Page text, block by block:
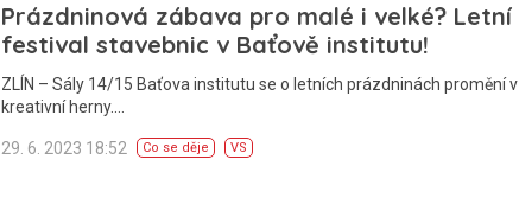
Prázdninová zábava pro malé i velké? Letní
festival stavebnic v Baťově institutu!
ZLÍN – Sály 14/15 Baťova institutu se o letních prázdninách promění v
kreativní herny.…
29. 6. 2023 18:52 Co se děje VS